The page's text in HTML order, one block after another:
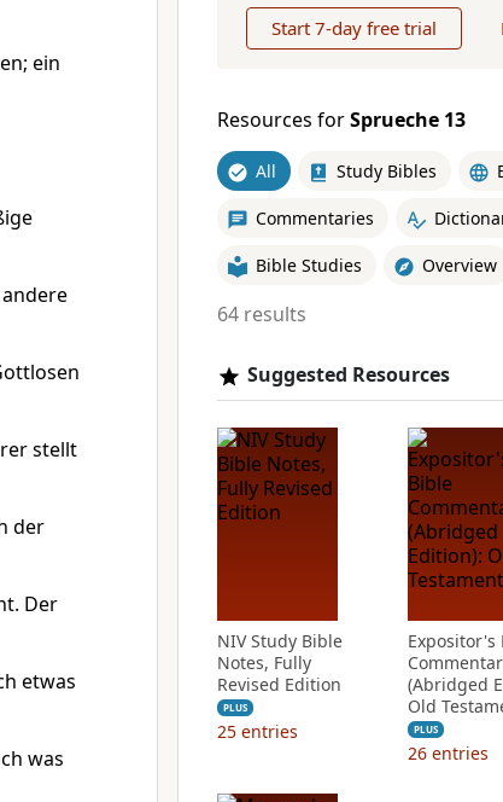
ein
stellt
der
Der
etwas
was
Start 7-day free trial
Resources forSprueche 13
All Study Bibles
Commentaries
Bible Studies Overview
64 results
Suggested Resources
NIV Study Bible
Notes, Fully
Revised Edition
PLUS
25 entries
Expositor's
(Abridged
Old
PLUS
26 entries